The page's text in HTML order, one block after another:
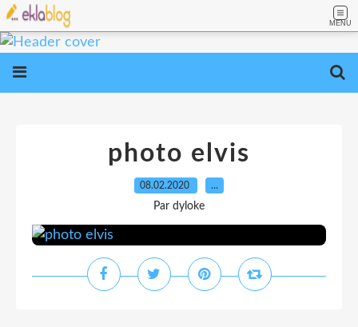
MENU
photo elvis
08.02.2020 …
Par dyloke